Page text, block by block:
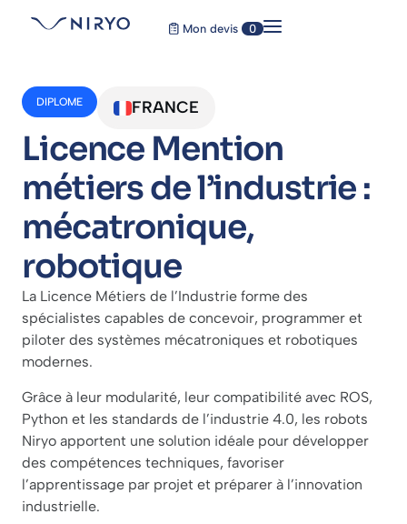
Mon devis 0
DIPLOME FRANCE
Licence Mention
métiers de l’industrie :
mécatronique,
robotique
La Licence Métiers de l’Industrie forme des
spécialistes capables de concevoir, programmer et
piloter des systèmes mécatroniques et robotiques
modernes.
Grâce à leur modularité, leur compatibilité avec ROS,
Python et les standards de l’industrie 4.0, les robots
Niryo apportent une solution idéale pour développer
des compétences techniques, favoriser
l’apprentissage par projet et préparer à l’innovation
industrielle.